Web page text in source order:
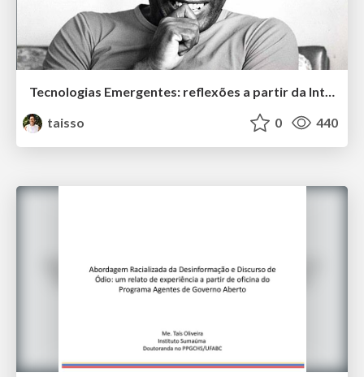
Tecnologias Emergentes: reflexões a partir da Intelectualidade de Milton Santos
taisso
0 440